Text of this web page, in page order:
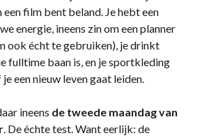
een film bent beland. Je hebt een
energie, ineens zin om een planner
ook écht te gebruiken), je drinkt
fulltime baan is, en je sportkleding
een nieuw leven gaat leiden.
ineens de tweede maandag van
. De échte test. Want eerlijk: de